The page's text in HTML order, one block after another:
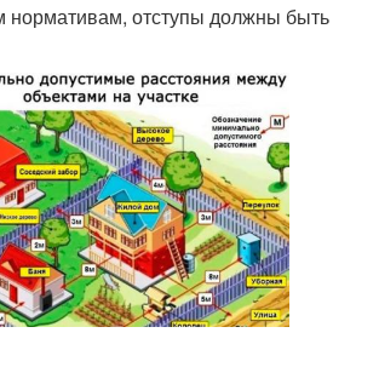
нормативам, отступы должны быть